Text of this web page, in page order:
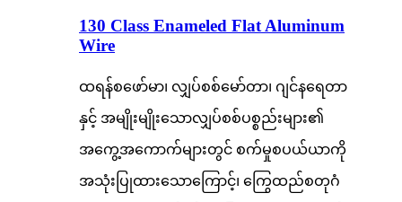
130 Class Enameled Flat Aluminum
Wire
ထရန်စဖော်မာ၊ လျှပ်စစ်မော်တာ၊ ဂျင်နရေတာ
နှင့် အမျိုးမျိုးသောလျှပ်စစ်ပစ္စည်းများ၏
အကွေ့အကောက်များတွင် စက်မှုစပယ်ယာကို
အသုံးပြုထားသောကြောင့်၊ ကြွေထည်စတုဂံ